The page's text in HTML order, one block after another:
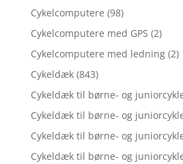
Cykelcomputere (98)
Cykelcomputere med GPS (2)
Cykelcomputere med ledning (2)
Cykeldæk (843)
Cykeldæk til børne- og
Cykeldæk til børne- og
Cykeldæk til børne- og
Cykeldæk til børne- og